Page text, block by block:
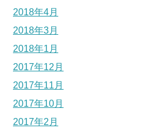
2018年4月
2018年3月
2018年1月
2017年12月
2017年11月
2017年10月
2017年2月